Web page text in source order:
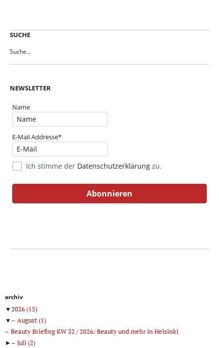
SUCHE
NEWSLETTER
Name
E-Mail Addresse*
Ich stimme der Datenschutzerklärung zu.
archiv
▼2026(15)
▼
August(1)
Beauty Briefing KW 32 / 2026: Beauty und mehr in Helsinki
►
Juli(2)